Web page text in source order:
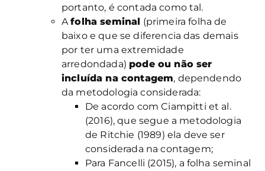
portanto, é contada como tal.
Afolha seminal (primeira folha de
baixo e que se diferencia das demais
por ter uma extremidade
arredondada) pode ou não ser
incluída na contagem, dependendo
da metodologia considerada:
De acordo com Ciampitti et al.
(2016), que segue a metodologia
de Ritchie (1989) ela deve ser
considerada na contagem;
Para Fancelli (2015), a folha seminal